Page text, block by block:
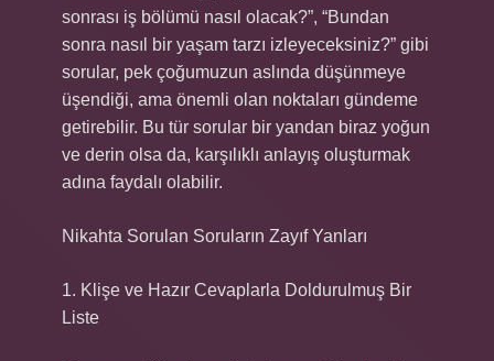
sonrası iş bölümü nasıl olacak?”, “Bundan
sonra nasıl bir yaşam tarzı izleyeceksiniz?” gibi
sorular, pek çoğumuzun aslında düşünmeye
üşendiği, ama önemli olan noktaları gündeme
getirebilir. Bu tür sorular bir yandan biraz yoğun
ve derin olsa da, karşılıklı anlayış oluşturmak
adına faydalı olabilir.
Nikahta Sorulan Soruların Zayıf Yanları
1. Klişe ve Hazır Cevaplarla Doldurulmuş Bir
Liste